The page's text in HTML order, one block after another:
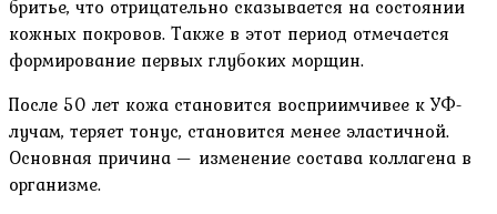
бритье, что отрицательно сказывается на состоянии
кожных покровов. Также в этот период отмечается
формирование первых глубоких морщин.
После 50 лет кожа становится восприимчивее к УФ-
лучам, теряет тонус, становится менее эластичной.
Основная причина — изменение состава коллагена в
организме.